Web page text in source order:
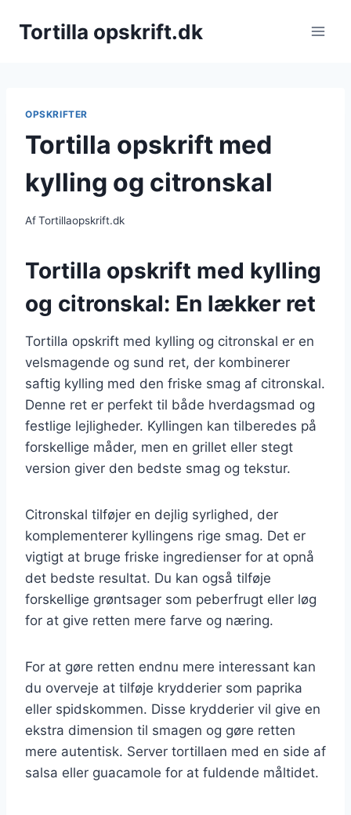
Tortilla opskrift.dk
OPSKRIFTER
Tortilla opskrift med
kylling og citronskal
AfTortillaopskrift.dk
Tortilla opskrift med kylling
og citronskal: En lækker ret
Tortilla opskrift med kylling og citronskal er en
velsmagende og sund ret, der kombinerer
saftig kylling med den friske smag af citronskal.
Denne ret er perfekt til både hverdagsmad og
festlige lejligheder. Kyllingen kan tilberedes på
forskellige måder, men en grillet eller stegt
version giver den bedste smag og tekstur.
Citronskal tilføjer en dejlig syrlighed, der
komplementerer kyllingens rige smag. Det er
vigtigt at bruge friske ingredienser for at opnå
det bedste resultat. Du kan også tilføje
forskellige grøntsager som peberfrugt eller løg
for at give retten mere farve og næring.
For at gøre retten endnu mere interessant kan
du overveje at tilføje krydderier som paprika
eller spidskommen. Disse krydderier vil give en
ekstra dimension til smagen og gøre retten
mere autentisk. Server tortillaen med en side af
salsa eller guacamole for at fuldende måltidet.